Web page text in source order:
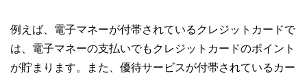
例えば、電子マネーが付帯されているクレジットカードで
は、電子マネーの支払いでもクレジットカードのポイント
が貯まります。また、優待サービスが付帯されているカー